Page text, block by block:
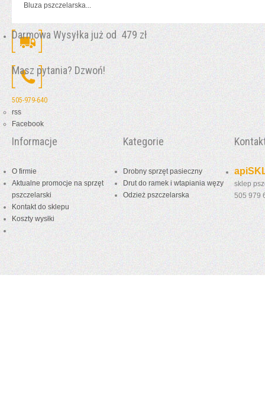
Bluza pszczelarska...
Darmowa Wysyłka już od 479 zł
Masz pytania? Dzwoń!
505-979-640
rss
Facebook
Informacje
O firmie
Aktualne promocje na sprzęt
pszczelarski
Kontakt do sklepu
Koszty wysłki
Kategorie
Drobny sprzęt pasieczny
Drut do ramek i wtapiania węzy
Odzież pszczelarska
sklep
505 979